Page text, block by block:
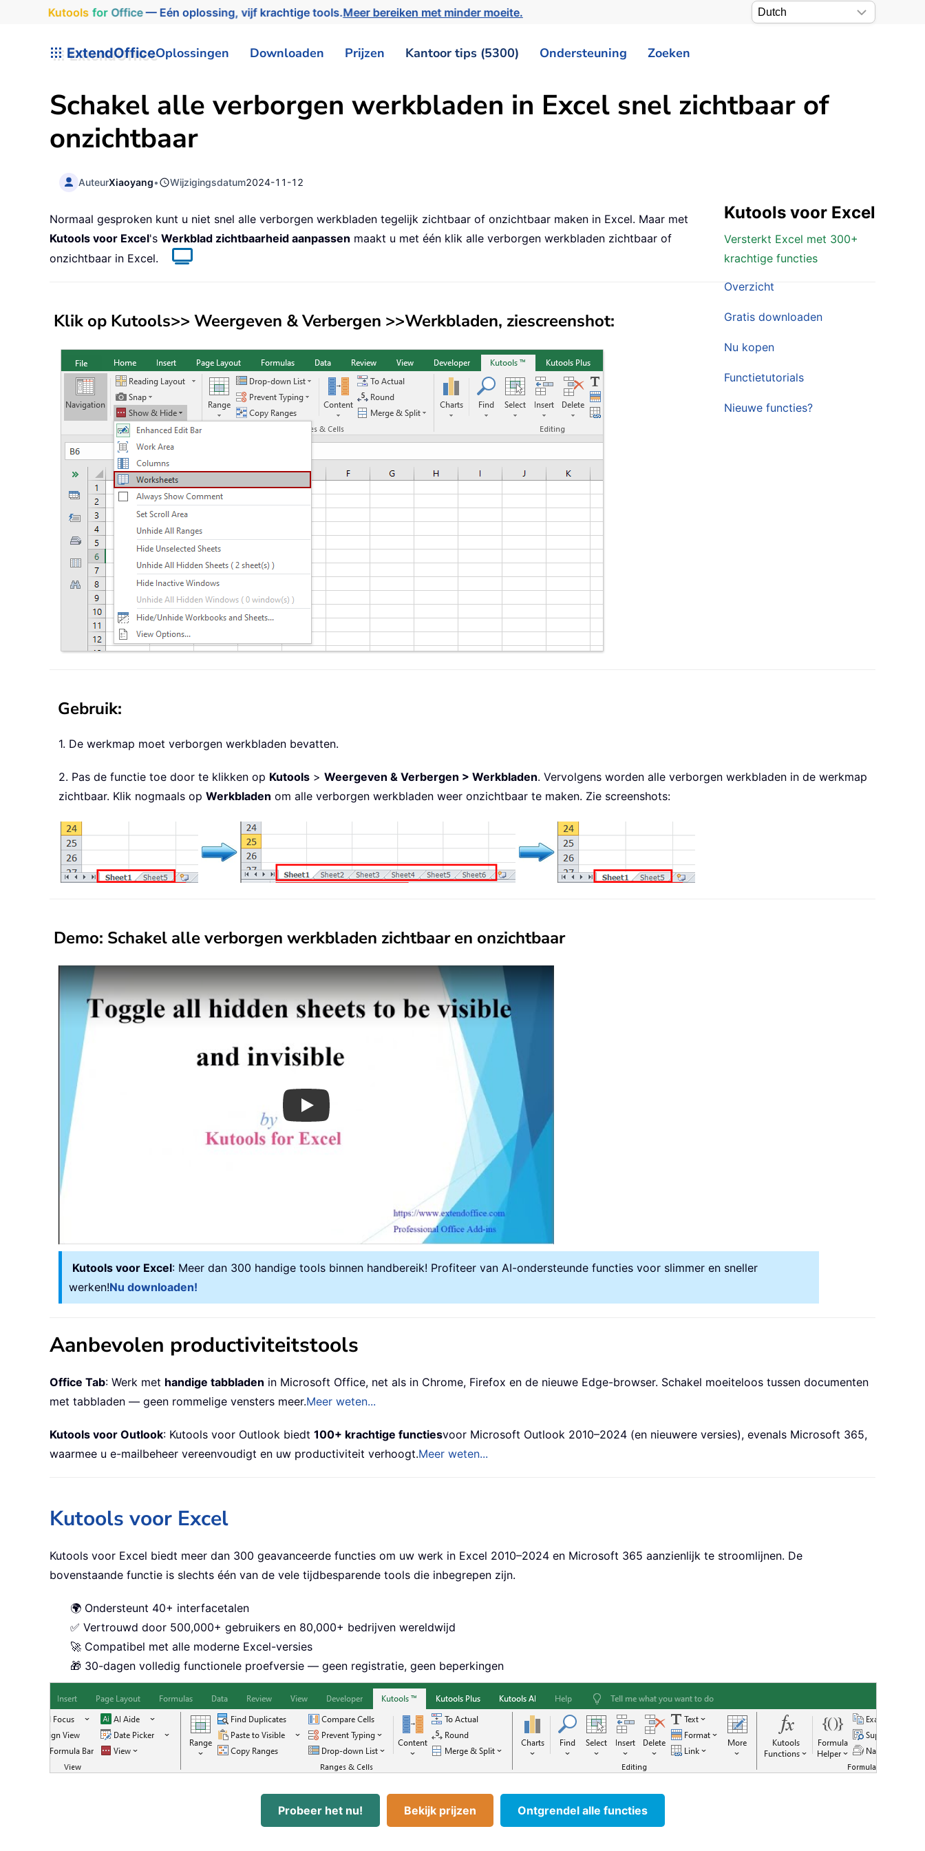
Kutools for Office— Eén oplossing, vijf krachtige tools.Meer bereiken met minder moeite.
ExtendOfficeOplossingen Downloaden Prijzen Kantoor tips (5300) Ondersteuning Zoeken
Schakel alle verborgen werkbladen in Excel snel zichtbaar of
onzichtbaar
AuteurXiaoyang• Wijzigingsdatum2024-11-12
Kutools voor Excel
Versterkt Excel met 300+
krachtige functies
Overzicht
Gratis downloaden
Nu kopen
Functietutorials
Nieuwe functies?
Normaal gesproken kunt u niet snel alle verborgen werkbladen tegelijk zichtbaar of onzichtbaar maken in Excel. Maar met
Kutools voor Excel's Werkblad zichtbaarheid aanpassen maakt u met één klik alle verborgen werkbladen zichtbaar of
onzichtbaar in Excel.
Klik op Kutools>> Weergeven & Verbergen >>Werkbladen, ziescreenshot:
Gebruik:
1. De werkmap moet verborgen werkbladen bevatten.
2. Pas de functie toe door te klikken op Kutools > Weergeven & Verbergen > Werkbladen. Vervolgens worden alle verborgen werkbladen in de werkmap
zichtbaar. Klik nogmaals op Werkbladen om alle verborgen werkbladen weer onzichtbaar te maken. Zie screenshots:
Demo: Schakel alle verborgen werkbladen zichtbaar en onzichtbaar
Play
Kutools voor Excel: Meer dan 300 handige tools binnen handbereik! Profiteer van AI-ondersteunde functies voor slimmer en sneller
werken!Nu downloaden!
Aanbevolen productiviteitstools
Office Tab: Werk met handige tabbladen in Microsoft Office, net als in Chrome, Firefox en de nieuwe Edge-browser. Schakel moeiteloos tussen documenten
met tabbladen — geen rommelige vensters meer.Meer weten...
Kutools voor Outlook: Kutools voor Outlook biedt 100+ krachtige functiesvoor Microsoft Outlook 2010–2024 (en nieuwere versies), evenals Microsoft 365,
waarmee u e-mailbeheer vereenvoudigt en uw productiviteit verhoogt.Meer weten...
Kutools voor Excel
Kutools voor Excel biedt meer dan 300 geavanceerde functies om uw werk in Excel 2010–2024 en Microsoft 365 aanzienlijk te stroomlijnen. De
bovenstaande functie is slechts één van de vele tijdbesparende tools die inbegrepen zijn.
🌍 Ondersteunt 40+ interfacetalen
✅ Vertrouwd door 500,000+ gebruikers en 80,000+ bedrijven wereldwijd
🚀 Compatibel met alle moderne Excel-versies
🎁 30-dagen volledig functionele proefversie — geen registratie, geen beperkingen
Probeer het nu! Bekijk prijzen Ontgrendel alle functies